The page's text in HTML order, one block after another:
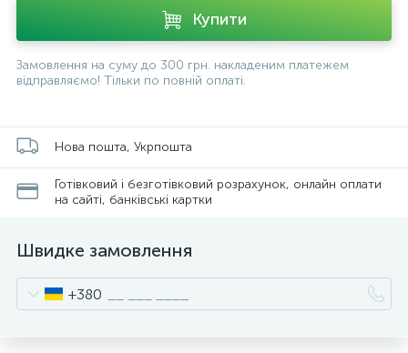
Купити
Замовлення на суму до 300 грн. накладеним платежем
відправляємо! Тільки по повній оплаті.
Нова пошта, Укрпошта
Готівковий і безготівковий розрахунок, онлайн оплати
на сайті, банківські картки
Швидке замовлення
+380